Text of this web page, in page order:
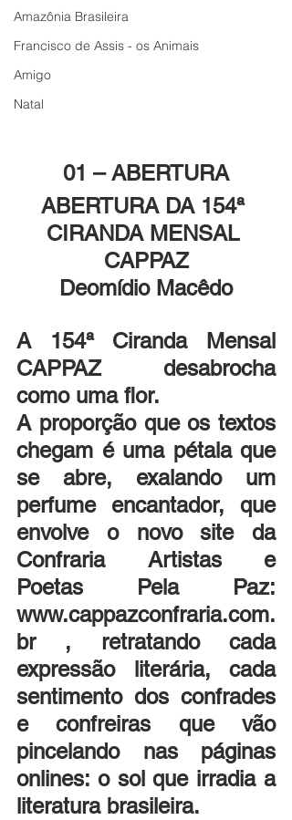
Amazônia Brasileira
Francisco de Assis - os Animais
Amigo
Natal
01 – ABERTURA
ABERTURA DA 154ª
CIRANDA MENSAL
CAPPAZ
Deomídio Macêdo
A 154ª Ciranda Mensal
CAPPAZ desabrocha
como uma flor.
A proporção que os textos
chegam é uma pétala que
se abre, exalando um
perfume encantador, que
envolve o novo site da
Confraria Artistas e
Poetas Pela Paz:
www.cappazconfraria.com.
br , retratando cada
expressão literária, cada
sentimento dos confrades
e confreiras que vão
pincelando nas páginas
onlines: o sol que irradia a
literatura brasileira.